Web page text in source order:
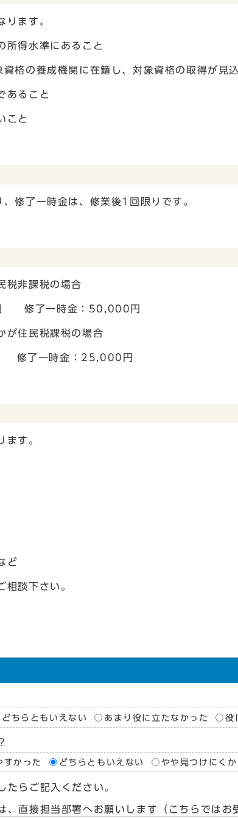
ます。
所得水準にあること
格の養成機関に在籍し、対象資格の取得が見
あること
こと
修了一時金は、修業後1回限りです。
税非課税の場合
修了一時金：50,000円
が住民税課税の場合
修了一時金：25,000円
ます。
ど
談下さい。
どちらともいえない あまり役に立たなかった 役
すかった どちらともいえない やや見つけにく
たらご記入ください。
、直接担当部署へお願いします（こちらではお